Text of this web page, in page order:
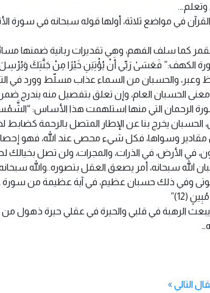
وتعلم….
في مواضع ثلاثة، أولها قوله سبحانه في سورة
كما سلف الفهم، وهي تقديرات ربانية ضمنها مسائل
الكهف:” فَعَسَىٰ رَبِّي أَنْ يُؤْتِيَنِ خَيْرًا مِنْ جَنَّتِكَ وَيُرْسِلَ
والحسبان من السماء عذاب مسلّط وورد في
الحسبان العام، وإن تعلق بتفصيل منه يندرج
الرحمان التي منها استلهمت هذا الأساس: “الشَّمْسُ
الحسبان يخرج بنا عن الإطار المتصل بالرحمة
مقادير وسواها، فكل شيء محصى عند الله، فهو
في الأرض، في الذرات، والمجرات، ولن تصل بخيالك
سبحانه، أمر يصعق العقل بتصوره..والله
وفي ذلك حسبان عظيم، في آية عظيمة من سورة
(12)”
الرهبة في قلبي والحيرة في عقلي حيرة ذهول من
التالي »